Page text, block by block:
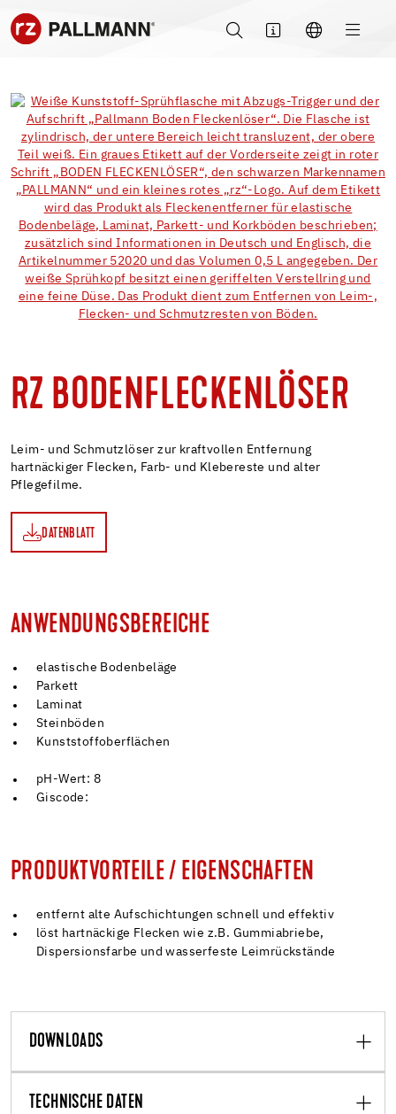
RZ BODENFLECKENLÖSER
Leim- und Schmutzlöser zur kraftvollen Entfernung
hartnäckiger Flecken, Farb- und Klebereste und alter
Pflegefilme.
DATENBLATT
ANWENDUNGSBEREICHE
elastische Bodenbeläge
Parkett
Laminat
Steinböden
Kunststoffoberflächen
pH-Wert: 8
Giscode:
PRODUKTVORTEILE / EIGENSCHAFTEN
entfernt alte Aufschichtungen schnell und effektiv
löst hartnäckige Flecken wie z.B. Gummiabriebe,
Dispersionsfarbe und wasserfeste Leimrückstände
DOWNLOADS
TECHNISCHE DATEN